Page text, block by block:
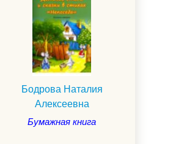
Бодрова Наталия
Алексеевна
Бумажная книга